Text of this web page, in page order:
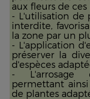
aux fleurs de ces
- L'utilisation de
interdite,
la zone par un
- L'application
préserver la
d'espèces
- L'arrosage
permettant
de plantes